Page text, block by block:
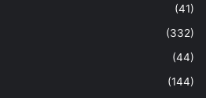
(41)
(332)
(44)
(144)